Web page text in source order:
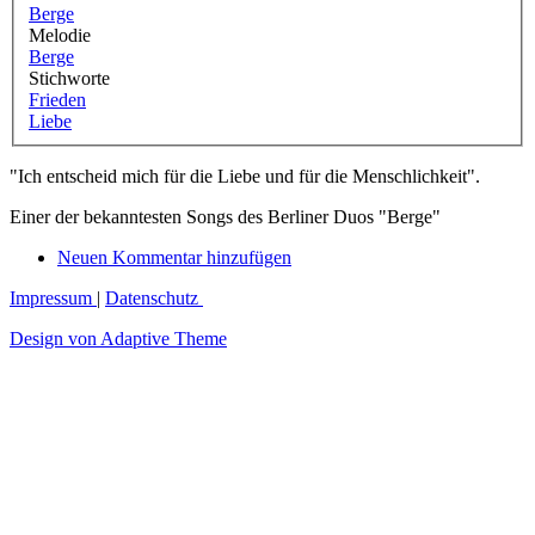
Berge
Melodie
Berge
Stichworte
Frieden
Liebe
"Ich entscheid mich für die Liebe und für die Menschlichkeit".
Einer der bekanntesten Songs des Berliner Duos "Berge"
Neuen Kommentar hinzufügen
Impressum | Datenschutz
Design von Adaptive Theme